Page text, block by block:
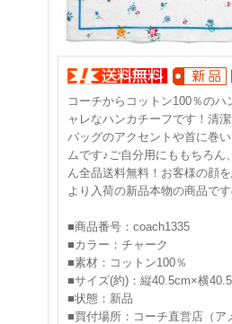
コーチからコットン100％の
ャレなハンカチーフです！清
バッグのアクセントや首に巻
ムです♪ご自分用にももちろん
ん全品送料無料！お客様の顔
より入荷の新品本物の商品で
■商品番号：coach1335
■カラー：チャーク
■素材：コットン100％
■サイズ(約)：縦40.5cm×横
■状態：新品
■買付場所：コーチ直営店（ア